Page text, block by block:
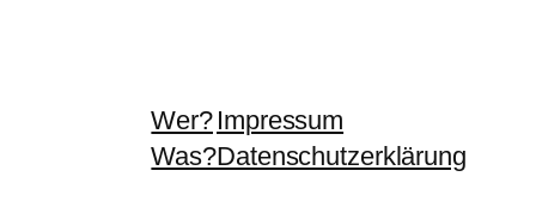
Wer?
Was?
Impressum
Datenschutzerklärung